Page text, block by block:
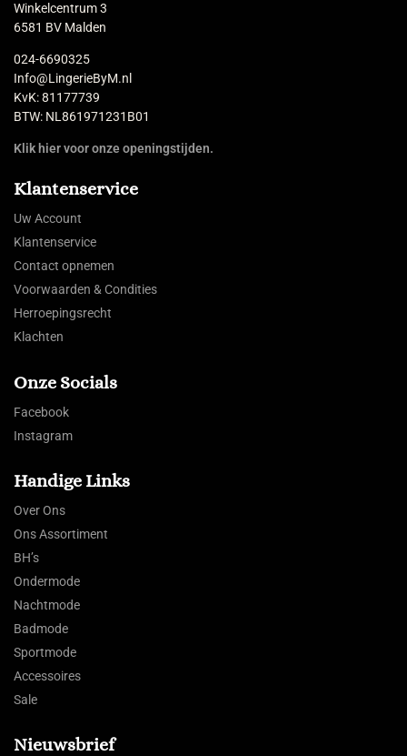
Winkelcentrum 3
6581 BV Malden
024-6690325
Info@LingerieByM.nl
KvK: 81177739
BTW: NL861971231B01
Klik hier voor onze openingstijden.
Klantenservice
Uw Account
Klantenservice
Contact opnemen
Voorwaarden & Condities
Herroepingsrecht
Klachten
Onze Socials
Facebook
Instagram
Handige Links
Over Ons
Ons Assortiment
BH’s
Ondermode
Nachtmode
Badmode
Sportmode
Accessoires
Sale
Nieuwsbrief